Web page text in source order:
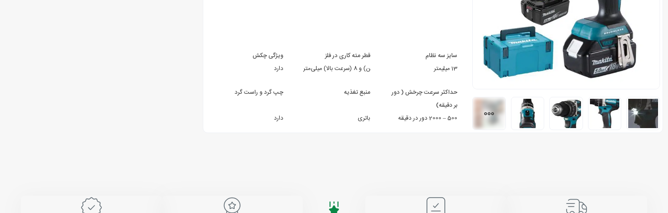
سایز سه نظام
13 میلیمتر
قطر مته کاری در فلز
ویژگی چکش
دارد
حداکثر سرعت چرخش ( دور
بر دقیقه)
500 – 2000 دور در دقیقه
منبع تغذیه
باتری
چپ گرد و راست گرد
دارد